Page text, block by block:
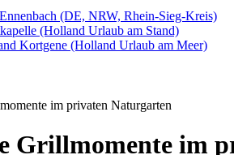
(DE, NRW, Rhein-Sieg-Kreis)
(Holland Urlaub am Stand)
Kortgene (Holland Urlaub am Meer)
im privaten Naturgarten
Grillmomente im